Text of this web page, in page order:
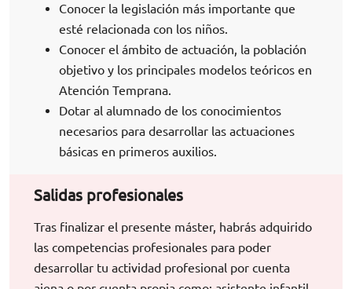
Conocer la legislación más importante que
esté relacionada con los niños.
Conocer el ámbito de actuación, la población
objetivo y los principales modelos teóricos en
Atención Temprana.
Dotar al alumnado de los conocimientos
necesarios para desarrollar las actuaciones
básicas en primeros auxilios.
Salidas profesionales
Tras finalizar el presente máster, habrás adquirido
las competencias profesionales para poder
desarrollar tu actividad profesional por cuenta